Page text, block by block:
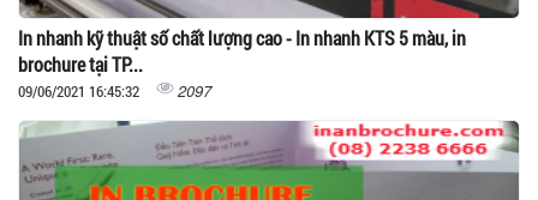
In nhanh kỹ thuật số chất lượng cao - In nhanh KTS 5 màu, in
brochure tại TP...
09/06/2021 16:45:32 2097